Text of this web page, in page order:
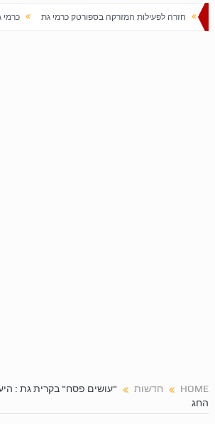
המזרקה בספורטק כרמי גת כרמי גת מתחדשת עם
HOME חדשות
"עושים פסח" בקרית גת :
החג